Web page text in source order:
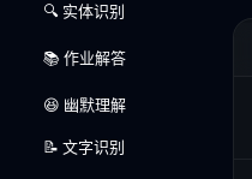
🔍 实体识别
📚 作业解答
😆 幽默理解
📝 文字识别